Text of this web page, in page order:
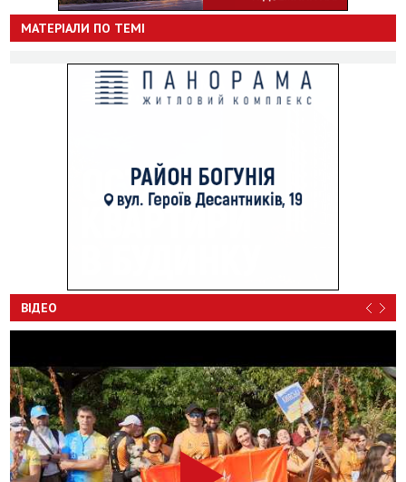
МАТЕРІАЛИ ПО ТЕМІ
ВІДЕО